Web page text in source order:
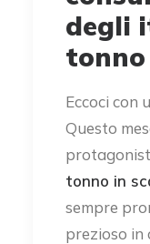
degli
Eccoci con
Questo
tonno in
sempre
prezioso in